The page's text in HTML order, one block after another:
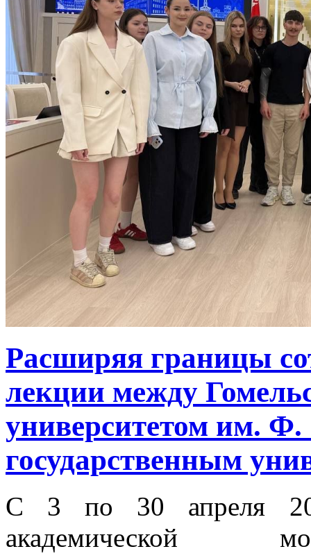
Расширяя границы
лекции между
университетом им.
государственным
С 3 по 30 апреля
академической